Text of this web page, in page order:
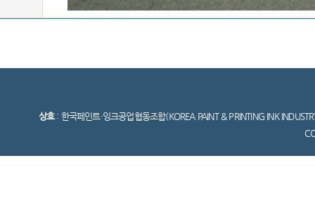
상호: 한국페인트·잉크공업협동조합(KOREA PAINT & PRINTING INK